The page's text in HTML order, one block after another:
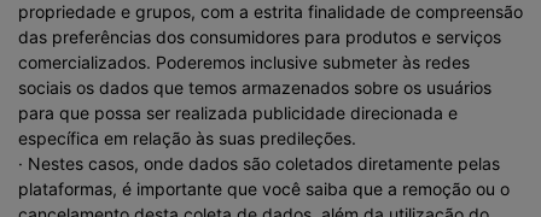
propriedade e grupos, com a estrita finalidade de compreensão
das preferências dos consumidores para produtos e serviços
comercializados. Poderemos inclusive submeter às redes
sociais os dados que temos armazenados sobre os usuários
para que possa ser realizada publicidade direcionada e
específica em relação às suas predileções.
· Nestes casos, onde dados são coletados diretamente pelas
plataformas, é importante que você saiba que a remoção ou o